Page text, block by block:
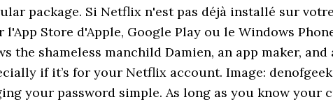
package. Si Netflix n'est pas déjà installé sur
Store d'Apple, Google Play ou le Windows
the shameless manchild Damien, an app maker, and
if it’s for your Netflix account. Image:
your password simple. As long as you know your